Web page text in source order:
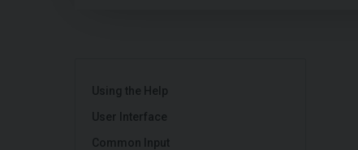
Using the Help
User Interface
Common Input